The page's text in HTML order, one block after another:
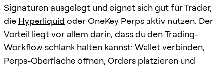
Signaturen ausgelegt und eignet sich gut für Trader,
die Hyperliquid oder OneKey Perps aktiv nutzen. Der
Vorteil liegt vor allem darin, dass du den Trading-
Workflow schlank halten kannst: Wallet verbinden,
Perps-Oberfläche öffnen, Orders platzieren und